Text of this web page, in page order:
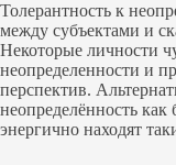
Толерантность к
между субъектами и
Некоторые личности
неопределенности и
перспектив.
неопределённость как
энергично находят